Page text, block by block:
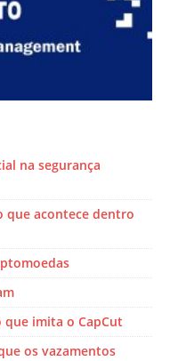
na segurança
que acontece dentro
imita o CapCut
os vazamentos